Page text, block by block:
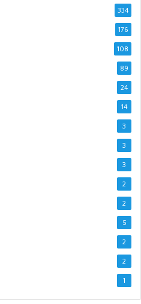
334
176
108
89
24
14
3
3
3
2
2
5
2
2
1